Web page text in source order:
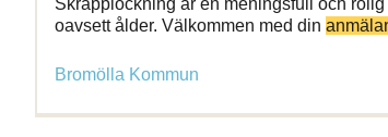
Skräpplockning är en meningsfull och
oavsett ålder. Välkommen med din
Bromölla Kommun